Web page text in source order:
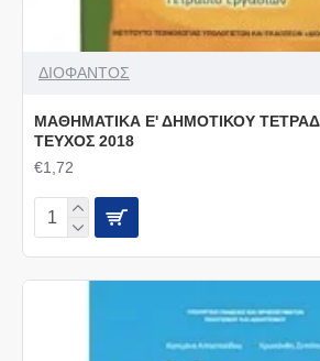
ΔΙΟΦΑΝΤΟΣ
ΜΑΘΗΜΑΤΙΚΑ Ε' ΔΗΜΟΤΙΚΟΥ
ΤΕΥΧΟΣ 2018
€1,72